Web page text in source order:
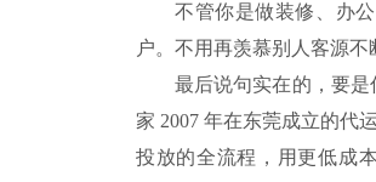
不管你是做装修、办
户。不用再羡慕别人客源
最后说句实在的，要是
家 2007 年在东莞成立的代
投放的全流程，用更低成